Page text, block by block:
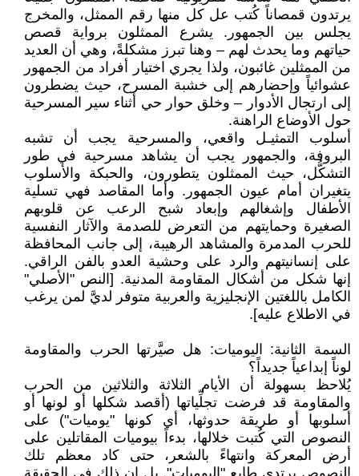
يرتدون قمصاناً كُتب عل كل منها رقم الممثل، والمخرج
يجلس بين الجمهور. يشرع الممثلون برواية قصص
حياتهم وما يحدث لهم – وهنا تبرز مشكلةً، وهي أن العديد
من الممثلين غائبون، ولذا يجري اختيار أفراد من الجمهور
عشوائياً وإحضارهم إلى خشبة المسرح، حيث يضطرون
إلى ارتجال الأدوار – وخلق حوار حي أثناء سير المسرحية
حول الأوضاع الراهنة.
أسلوب التمثيـل واقعي، والمسرحية يجب أن تشبه
البروفة، والجمهور يجب أن يشاهد مسرحية في طور
التشكُّل، حيث الممثلون يتطورون، والحبكة والأسلوب
يتغيران أمام عيون الجمهور. وأما المقاصد فهي تسلية
الأطفال وإشغالهم وإبعاد شبح الرعب عن قلوبهم
الصغيرة وحمايتهم من التعرض للصدمة والآثار النفسية
للحرب المدمرة والمشاهد الرهيبة، إلى جانب المحافظة
على إنسانيتهم والرد على وحشية العدو بالفن الراقي.
إنها شكل من أشكال المقاومة المدنية. [النص "الأصلي"
الكامل باللغتين الإنجليزية والعربية متوفر لديَّ لمن يرغب
في الاطلاع عليه].
السمة الثانية: اليوميات: هل صيَّرتها الحرب والمقاومة
لوناً إبداعياً جديداً؟
يُلاحظ بسهولة أن الأيام الثلاثة والثلاثين من الحرب
والمقاومة قد فرضت تجلِّياتها (أقصد شكلها أو لونها أو
أسلوبها أو طريقة حدوثها، أي كونها "يوميات") على
النصوص التي كُتبت خلالها، بدءاً بيوميات المقاتلين على
أرض المعركة وانتهاءً بالشعر، حتى كاد معظم تلك